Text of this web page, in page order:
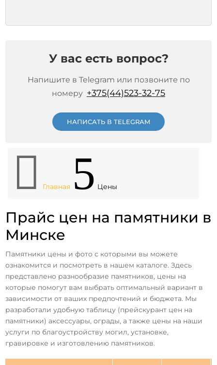
У вас есть вопрос?
Напишите в Telegram или позвоните по
номеру +375(44)523-32-75
НАПИСАТЬ В TELEGRAM
 Главная 5 Цены
Прайс цен на памятники в
Минске
Памятники цены и фото с которыми вы можете
ознакомится и посмотреть в нашем каталоге. Здесь
представлено разнообразие памятников, цены на
которые помогут вам выбрать оптимальный вариант в
зависимости от ваших предпочтений и бюджета. Мы
разработали удобную таблицу (прейскурант цен на
памятники) аксессуары, ограды, а также цены на наши
услуги по благоустройству могил, установке,
гравировке и изготовлению памятников.